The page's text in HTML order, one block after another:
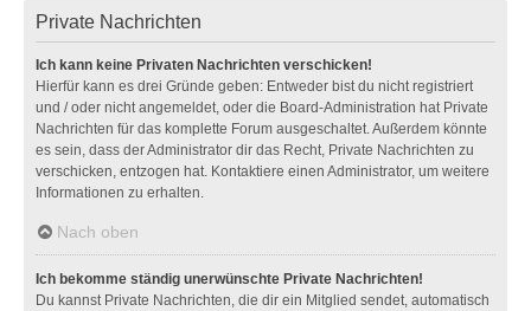
Private Nachrichten
Ich kann keine Privaten Nachrichten verschicken!
Hierfür kann es drei Gründe geben: Entweder bist du nicht registriert
und / oder nicht angemeldet, oder die Board-Administration hat Private
Nachrichten für das komplette Forum ausgeschaltet. Außerdem könnte
es sein, dass der Administrator dir das Recht, Private Nachrichten zu
verschicken, entzogen hat. Kontaktiere einen Administrator, um weitere
Informationen zu erhalten.
Nach oben
Ich bekomme ständig unerwünschte Private Nachrichten!
Du kannst Private Nachrichten, die dir ein Mitglied sendet, automatisch